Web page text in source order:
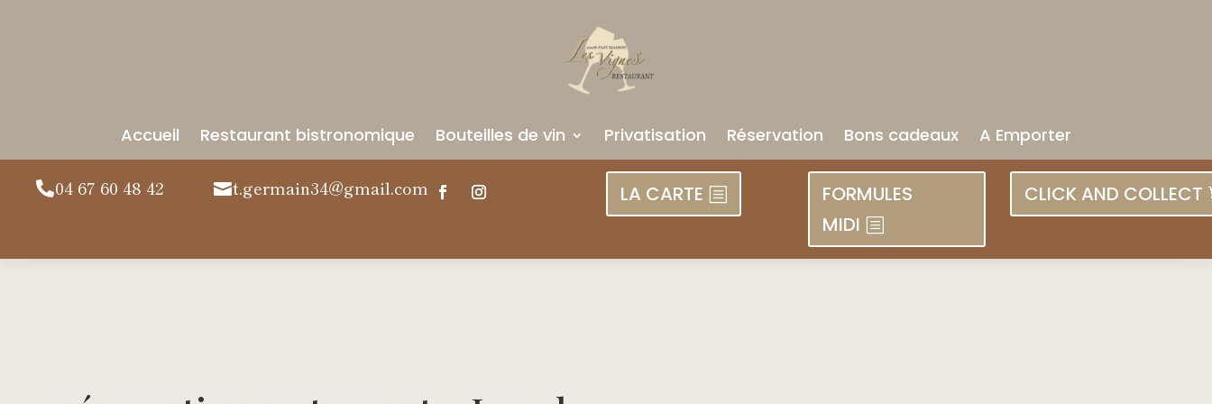
Accueil Restaurant bistronomique Bouteilles de vin Privatisation Réservation Bons cadeaux A Emporter
04 67 60 48 42 t.germain34@gmail.com LA CARTE
FORMULES
MIDI
CLICK AND COLLECT